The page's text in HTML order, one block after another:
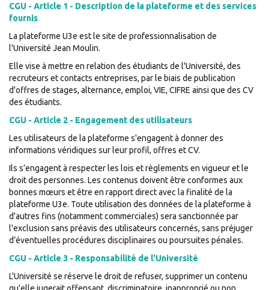
CGU - Article 1 - Description de la plateforme et des services
fournis
La plateforme U3e est le site de professionnalisation de
l'Université Jean Moulin.
Elle vise à mettre en relation des étudiants de l'Université, des
recruteurs et contacts entreprises, par le biais de publication
d'offres de stages, alternance, emploi, VIE, CIFRE ainsi que des CV
des étudiants.
CGU - Article 2 - Engagement des utilisateurs
Les utilisateurs de la plateforme s'engagent à donner des
informations véridiques sur leur profil, offres et CV.
Ils s’engagent à respecter les lois et règlements en vigueur et le
droit des personnes. Les contenus doivent être conformes aux
bonnes mœurs et être en rapport direct avec la finalité de la
plateforme U3e. Toute utilisation des données de la plateforme à
d'autres fins (notamment commerciales) sera sanctionnée par
l'exclusion sans préavis des utilisateurs concernés, sans préjuger
d’éventuelles procédures disciplinaires ou poursuites pénales.
CGU - Article 3 - Responsabilité de l'Université
L'Université se réserve le droit de refuser, supprimer un contenu